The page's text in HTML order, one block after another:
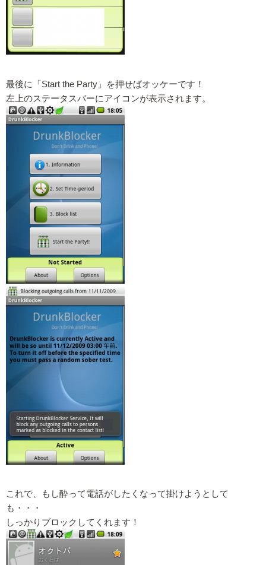
最後に「Start the Party」を押せばオッケーです！
左上のステータスバーにアイコンが表示されます。
これで、もし酔って電話がしたくなって掛けようとして
も・・・
しっかりブロックしてくれます！